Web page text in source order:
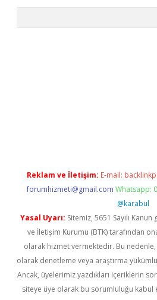
Reklam ve İletişim: E-mail:
forumhizmeti@gmail.com Whatsapp:
@karabul
Yasal Uyarı: Sitemiz, 5651 Sayılı
ve İletişim Kurumu (BTK) tarafından
olarak hizmet vermektedir. Bu
olarak denetleme veya araştırma
Ancak, üyelerimiz yazdıkları içeriklerin
siteye üye olarak bu sorumluluğu kabul